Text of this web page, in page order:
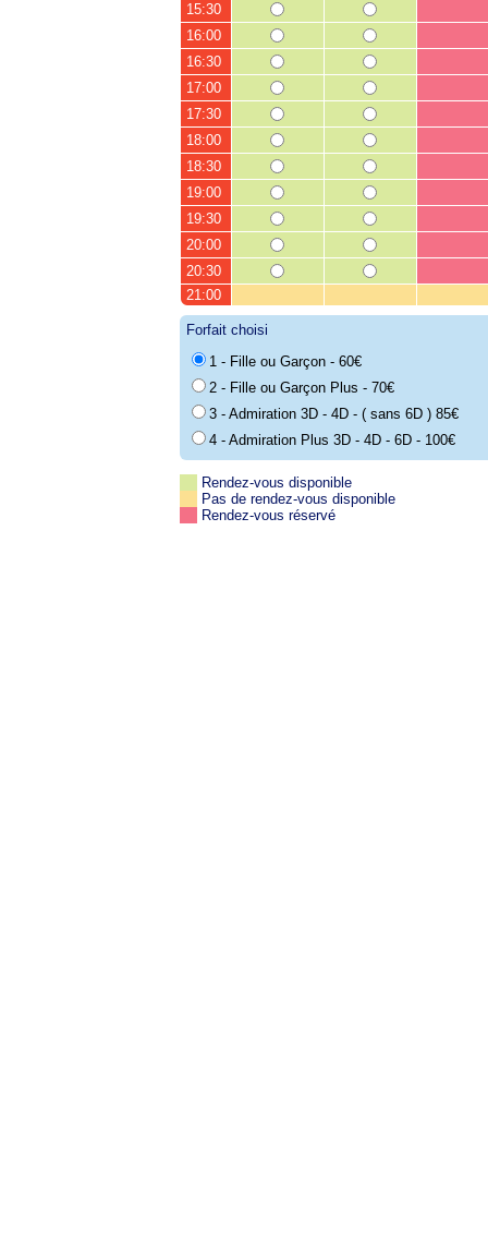
15:30
16:00
16:30
17:00
17:30
18:00
18:30
19:00
19:30
20:00
20:30
21:00
Forfait choisi
1 - Fille ou Garçon - 60€
2 - Fille ou Garçon Plus - 70€
3 - Admiration 3D - 4D - ( sans 6D ) 85€
4 - Admiration Plus 3D - 4D - 6D - 100€
Rendez-vous disponible
Pas de rendez-vous disponible
Rendez-vous réservé